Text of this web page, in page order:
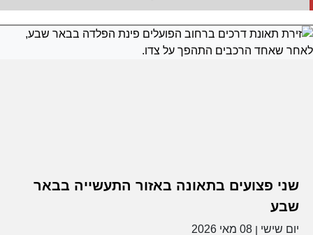
שני פצועים בתאונה באזור התעשייה בבאר
שבע
יום שישי 08 מאי 2026